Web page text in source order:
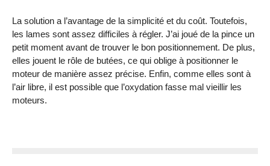
La solution a l’avantage de la simplicité et du coût. Toutefois,
les lames sont assez difficiles à régler. J’ai joué de la pince un
petit moment avant de trouver le bon positionnement. De plus,
elles jouent le rôle de butées, ce qui oblige à positionner le
moteur de manière assez précise. Enfin, comme elles sont à
l’air libre, il est possible que l’oxydation fasse mal vieillir les
moteurs.